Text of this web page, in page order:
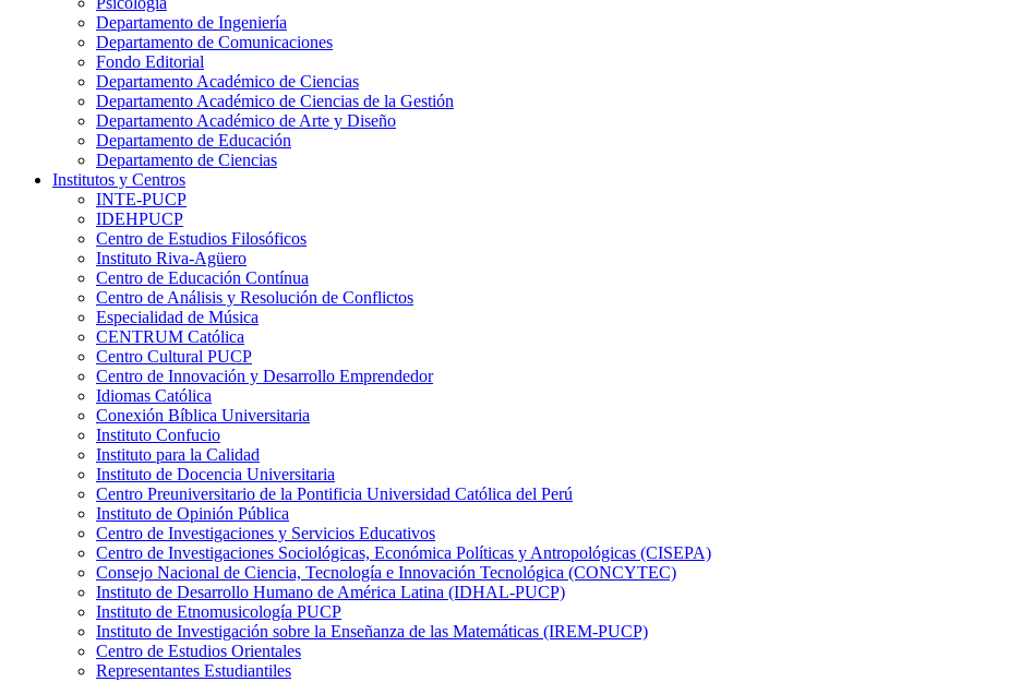
Departamento de Ingeniería
Departamento de Comunicaciones
Fondo Editorial
Departamento Académico de Ciencias
Departamento Académico de Ciencias de la Gestión
Departamento Académico de Arte y Diseño
Departamento de Educación
Departamento de Ciencias
Institutos y Centros
INTE-PUCP
IDEHPUCP
Centro de Estudios Filosóficos
Instituto Riva-Agüero
Centro de Educación Contínua
Centro de Análisis y Resolución de Conflictos
Especialidad de Música
CENTRUM Católica
Centro Cultural PUCP
Centro de Innovación y Desarrollo Emprendedor
Idiomas Católica
Conexión Bíblica Universitaria
Instituto Confucio
Instituto para la Calidad
Instituto de Docencia Universitaria
Centro Preuniversitario de la Pontificia Universidad Católica del Perú
Instituto de Opinión Pública
Centro de Investigaciones y Servicios Educativos
Centro de Investigaciones Sociológicas, Económica Políticas y Antropológicas (CISEPA)
Consejo Nacional de Ciencia, Tecnología e Innovación Tecnológica (CONCYTEC)
Instituto de Desarrollo Humano de América Latina (IDHAL-PUCP)
Instituto de Etnomusicología PUCP
Instituto de Investigación sobre la Enseñanza de las Matemáticas (IREM-PUCP)
Centro de Estudios Orientales
Representantes Estudiantiles